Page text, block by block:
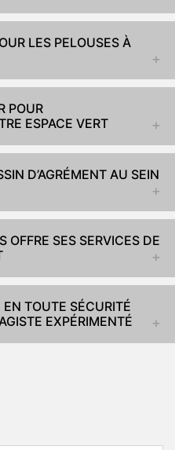
LES PELOUSES À
POUR
ESPACE VERT
D’AGRÉMENT AU SEIN
OFFRE SES SERVICES DE
EN TOUTE SÉCURITÉ
EXPÉRIMENTÉ